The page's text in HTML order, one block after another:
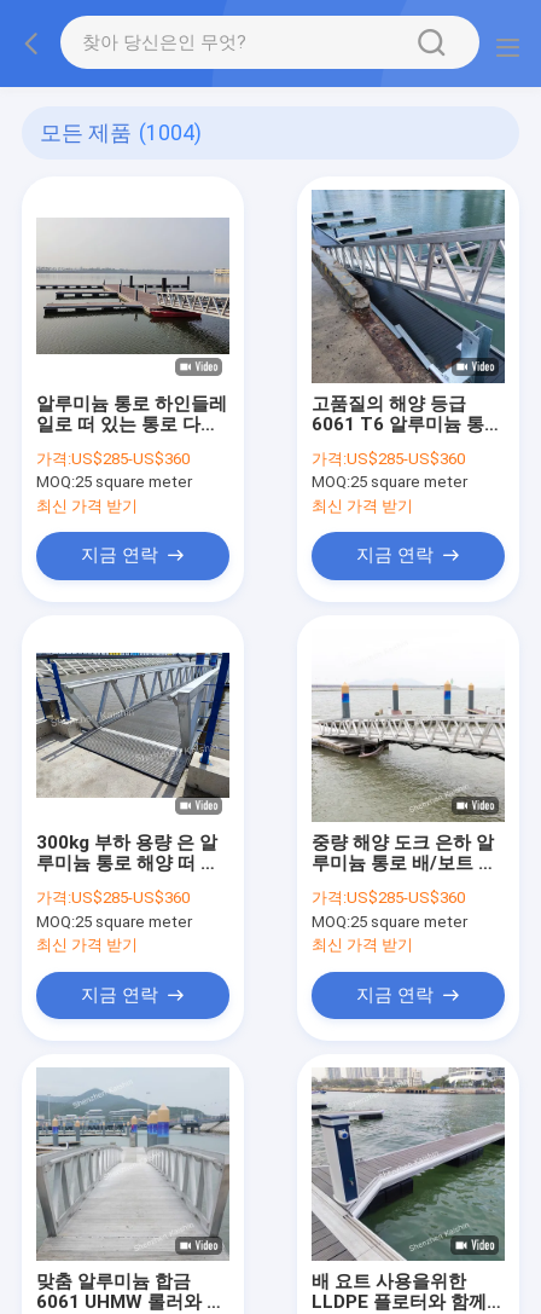
모든 제품 (1004)
알루미늄 통로 하인들레
일로 떠 있는 통로 다리
가격:US$285-US$360
MOQ:25 square meter
최신 가격 받기
지금 연락
고품질의 해양 등급
6061 T6 알루미늄 통로
프
가격:US$285-US$360
MOQ:25 square meter
최신 가격 받기
지금 연락
300kg 부하 용량 은 알
루미늄 통로 해양 떠 있
도크
가격:US$285-US$360
MOQ:25 square meter
최신 가격 받기
지금 연락
중량 해양 도크 은하 알
루미늄 통로 배/보트 알
가격:US$285-US$360
MOQ:25 square meter
최신 가격 받기
지금 연락
맞춤 알루미늄 합금
6061 UHMW 롤러와 함
배 요트 사용을위한
LLDPE 플로터와 함께